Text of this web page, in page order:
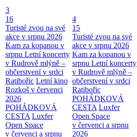
3
16
Turisté zvou na své
akce v srpnu 2026
Kam za kopanou v
srpnu Letní koncerty
v Rudrově mlýně –
občerstvení v srdci
Ratibořic Letní kino
Rozkoš v červenci
2026
POHÁDKOVÁ
CESTA Luxfer
Open Space
v červenci a srpnu
4
15
Turisté zvou na své
akce v srpnu 2026
Kam za kopanou v
srpnu Letní koncerty
v Rudrově mlýně –
občerstvení v srdci
Ratibořic
POHÁDKOVÁ
CESTA Luxfer
Open Space
v červenci a srpnu
2026